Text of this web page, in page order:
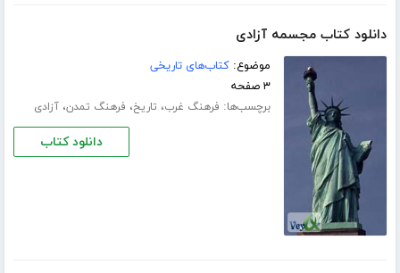
دانلود کتاب مجسمه آزادی
موضوع:کتاب‌های تاریخی
۳ صفحه
برچسب‌ها: فرهنگ غرب، تاریخ، فرهنگ تمدن،آزادی
دانلود کتاب